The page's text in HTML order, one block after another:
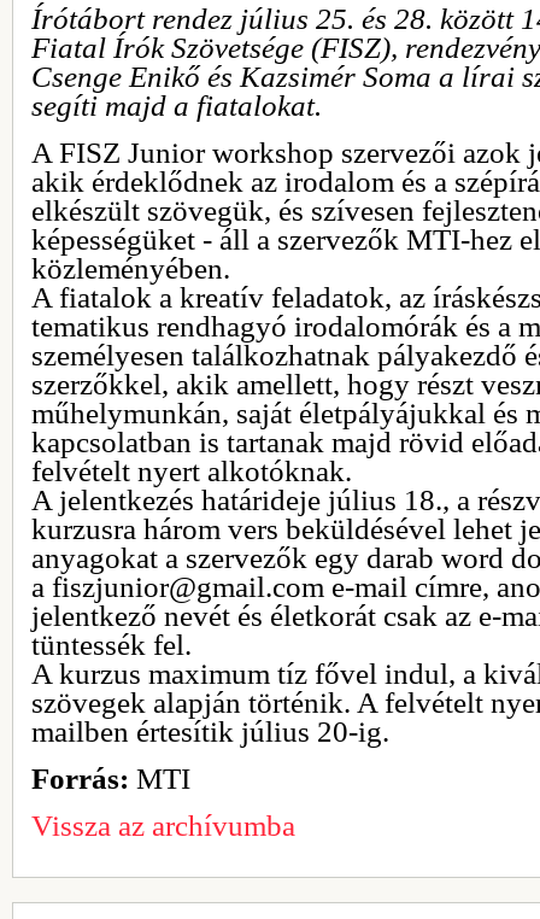
Írótábort rendez július 25. és 28. között
Fiatal Írók Szövetsége (FISZ),
Csenge Enikő és Kazsimér Soma a lírai
segíti majd a fiatalokat.
A FISZ Junior workshop szervezői azok
akik érdeklődnek az irodalom és a
elkészült szövegük, és szívesen
képességüket - áll a szervezők MTI-hez
közleményében.
A fiatalok a kreatív feladatok, az
tematikus rendhagyó irodalomórák és a
személyesen találkozhatnak pályakezdő
szerzőkkel, akik amellett, hogy részt
műhelymunkán, saját életpályájukkal és
kapcsolatban is tartanak majd rövid
felvételt nyert alkotóknak.
A jelentkezés határideje július 18., a
kurzusra három vers beküldésével lehet
anyagokat a szervezők egy darab word
a fiszjunior@gmail.com e-mail címre,
jelentkező nevét és életkorát csak az e-
tüntessék fel.
A kurzus maximum tíz fővel indul, a
szövegek alapján történik. A felvételt
mailben értesítik július 20-ig.
Forrás: MTI
Vissza az archívumba